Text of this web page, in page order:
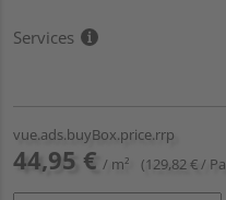
Services
vue.ads.buyBox.price.rrp
44,95 € / m² (129,82 € /